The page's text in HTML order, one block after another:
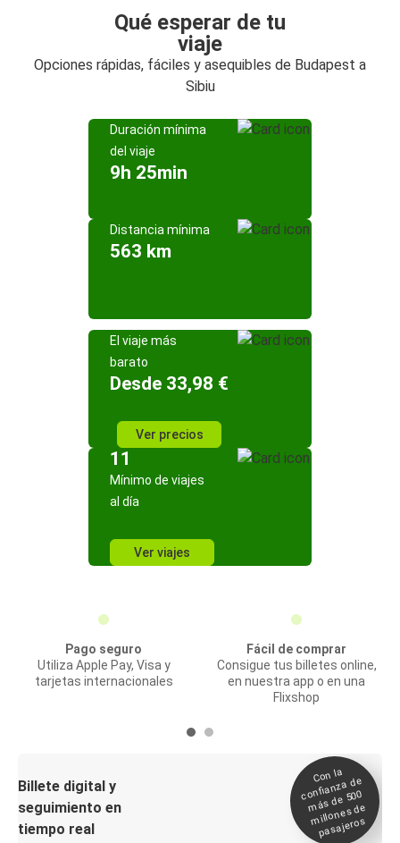
Qué esperar de tu
viaje
Opciones rápidas, fáciles y asequibles de Budapest a
Sibiu
Duración mínima
del viaje
9h 25min
Distancia mínima
563 km
El viaje más
barato
Desde 33,98 €
Ver precios
11
Mínimo de viajes
al día
Ver viajes
Pago seguro
Utiliza Apple Pay, Visa y
tarjetas internacionales
Fácil de comprar
Consigue tus billetes online,
en nuestra app o en una
Flixshop
Billete digital y
seguimiento en
tiempo real
Con la
confianza de
más de 500
millones de
pasajeros